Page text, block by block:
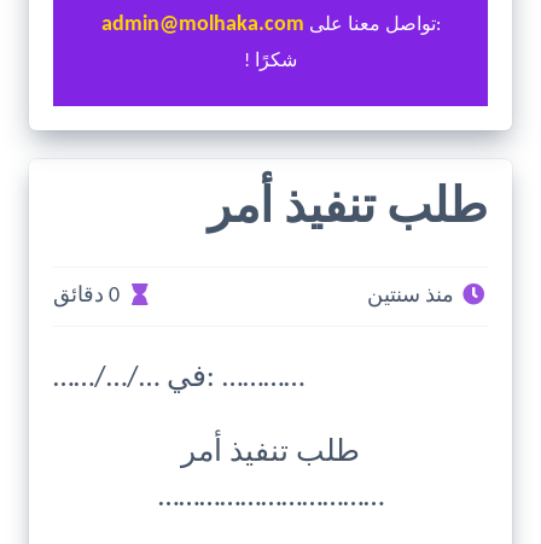
:تواصل معنا على admin@molhaka.com
شكرًا !
طلب تنفيذ أمر
منذ سنتين 0 دقائق
……/…/… في: …………
طلب تنفيذ أمر
……………………………